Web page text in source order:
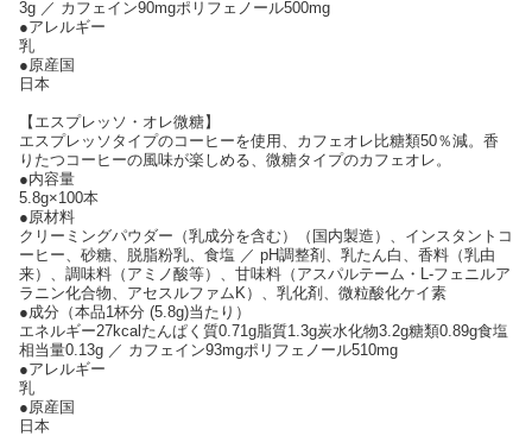
3g ／ カフェイン90mgポリフェノール500mg
●アレルギー
乳
●原産国
日本
【エスプレッソ・オレ微糖】
エスプレッソタイプのコーヒーを使用、カフェオレ比糖類50％減。香
りたつコーヒーの風味が楽しめる、微糖タイプのカフェオレ。
●内容量
5.8g×100本
●原材料
クリーミングパウダー（乳成分を含む）（国内製造）、インスタントコ
ーヒー、砂糖、脱脂粉乳、食塩 ／ pH調整剤、乳たん白、香料（乳由
来）、調味料（アミノ酸等）、甘味料（アスパルテーム・L-フェニルア
ラニン化合物、アセスルファムK）、乳化剤、微粒酸化ケイ素
●成分（本品1杯分 (5.8g)当たり）
エネルギー27kcalたんぱく質0.71g脂質1.3g炭水化物3.2g糖類0.89g食塩
相当量0.13g ／ カフェイン93mgポリフェノール510mg
●アレルギー
乳
●原産国
日本